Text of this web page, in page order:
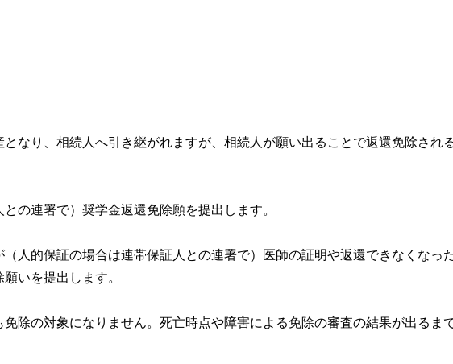
なり、相続人へ引き継がれますが、相続人が願い出ることで返還免除され
の連署で）奨学金返還免除願を提出します。
人的保証の場合は連帯保証人との連署で）医師の証明や返還できなくなっ
いを提出します。
除の対象になりません。死亡時点や障害による免除の審査の結果が出るま